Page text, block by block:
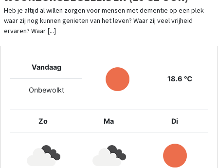
Heb je altijd al willen zorgen voor mensen met dementie op een plek
waar zij nog kunnen genieten van het leven? Waar zij veel vrijheid
ervaren? Waar [...]
Vandaag
18.6 ℃
Onbewolkt
Zo Ma Di